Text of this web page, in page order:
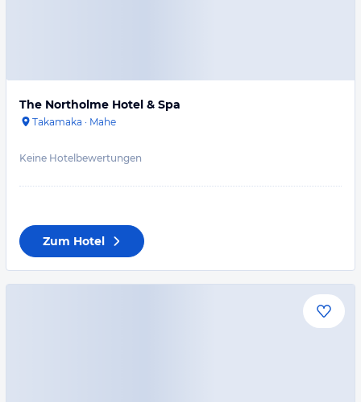
The Northolme Hotel & Spa
Takamaka · Mahe
Keine Hotelbewertungen
Zum Hotel